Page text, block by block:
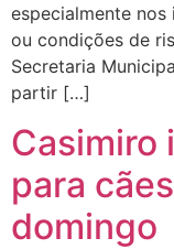
especialmente
ou condições de
Secretaria
partir […]
Casimiro
para
domingo